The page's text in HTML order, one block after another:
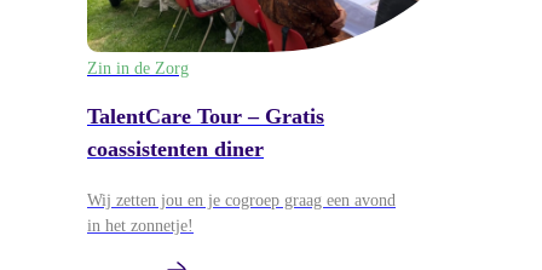
Zin in de Zorg
TalentCare Tour – Gratis
coassistenten diner
Wij zetten jou en je cogroep graag een avond
in het zonnetje!